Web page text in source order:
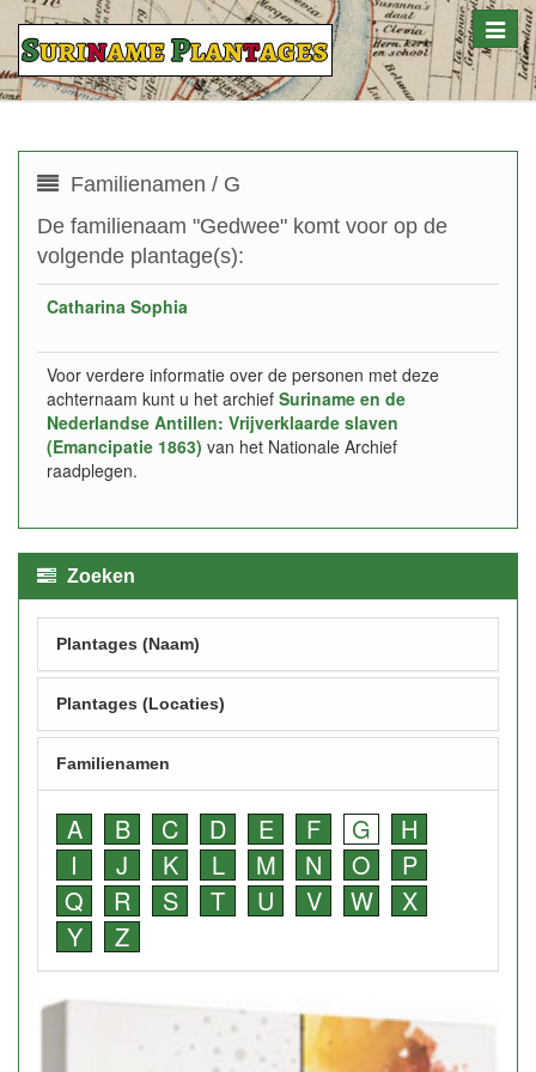
Toggle
Familienamen / G
De familienaam "Gedwee" komt voor op de
volgende plantage(s):
Catharina Sophia
Voor verdere informatie over de personen met deze
achternaam kunt u het archief Suriname en de
Nederlandse Antillen: Vrijverklaarde slaven
(Emancipatie 1863) van het Nationale Archief
raadplegen.
Zoeken
Plantages (Naam)
Plantages (Locaties)
Familienamen
A B C D E F G
H
I
J K L M N O
P
Q
R S T U V W
X
Y
Z